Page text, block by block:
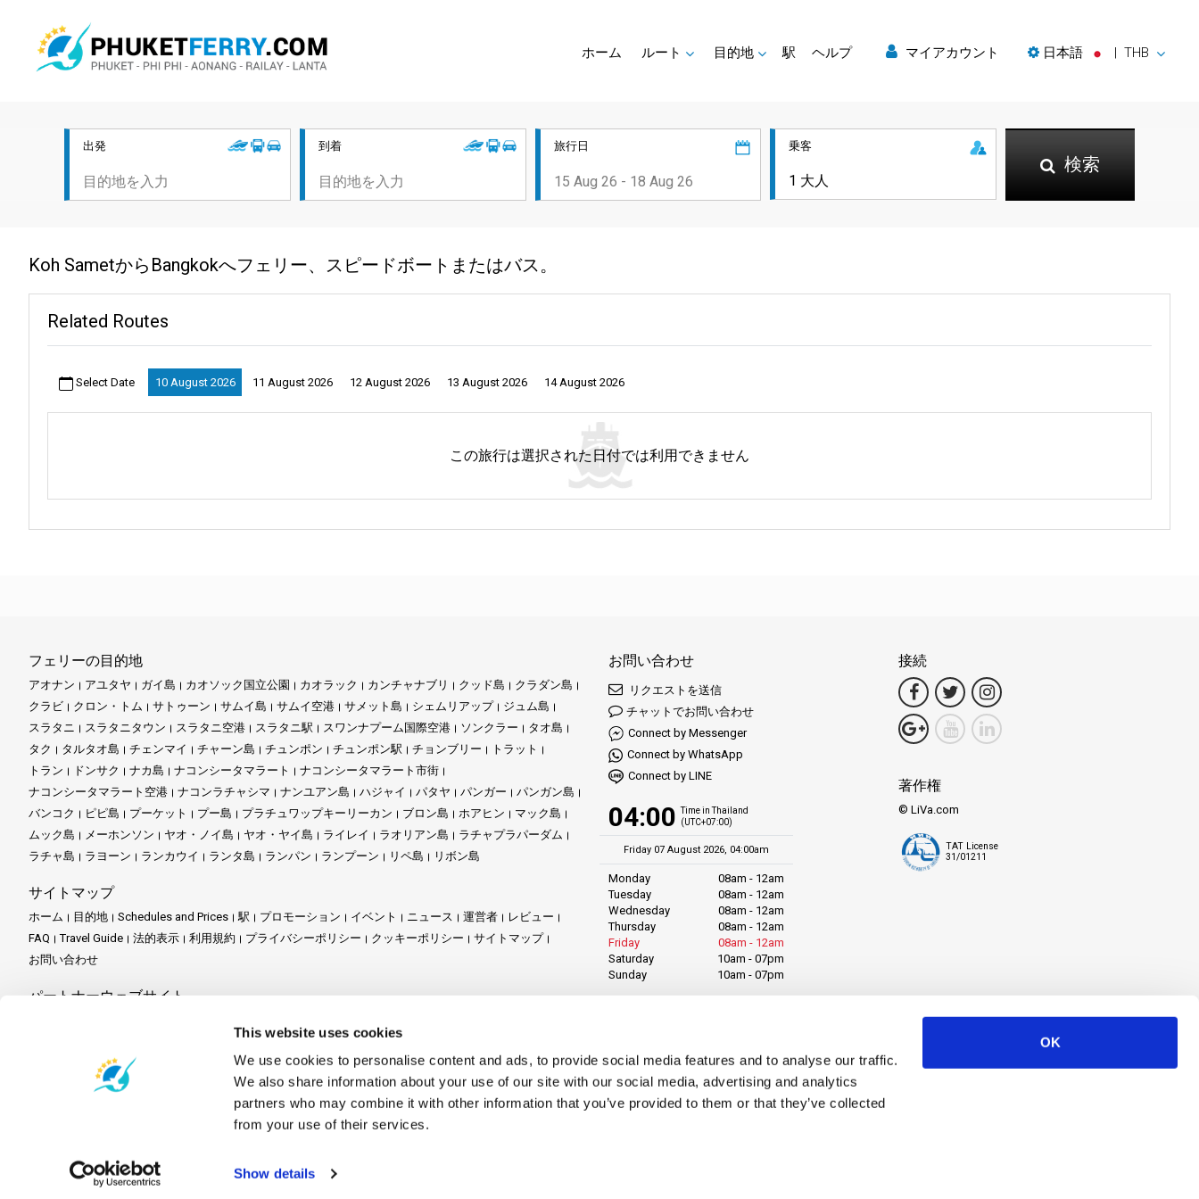
This website uses cookies
We use cookies to personalise content and ads, to provide social media features and to analyse our traffic.
We also share information about your use of our site with our social media, advertising and analytics
partners who may combine it with other information that you’ve provided to them or that they’ve collected
from your use of their services.
Show details
OK
ホーム ルート 目的地 駅 ヘルプ マイアカウント 日本語 | THB
出発 到着 旅行日 乗客
検索
Koh SametからBangkokへフェリー、スピードボートまたはバス。
Related Routes
Select Date 10 August 2026 11 August 2026 12 August 2026 13 August 2026 14 August 2026
この旅行は選択された日付では利用できません
フェリーの目的地
アオナン アユタヤ ガイ島 カオソック国立公園 カオラック カンチャナブリ クッド島
クラダン島
クラビ
クロン・トム サトゥーン サムイ島 サムイ空港 サメット島 シェムリアップ
ジュム島
スラタニ
スラタニタウン スラタニ空港 スラタニ駅 スワンナプーム国際空港 ソンクラー
タオ島
タク
タルタオ島 チェンマイ チャーン島 チュンポン チュンポン駅 チョンブリー
トラット
トラン
ドンサク ナカ島 ナコンシータマラート
ナコンシータマラート市街
ナコンシータマラート空港
ナコンラチャシマ ナンユアン島 ハジャイ パタヤ パンガー
パンガン島
バンコク
ピピ島 プーケット プー島 プラチュワップキーリーカン ブロン島 ホアヒン
マック島
ムック島
メーホンソン ヤオ・ノイ島 ヤオ・ヤイ島 ライレイ ラオリアン島
ラチャプラパーダム
ラチャ島
ラヨーン ランカウイ ランタ島 ランパン ランプーン リペ島 リボン島
サイトマップ
ホーム 目的地 Schedules and Prices 駅 プロモーション イベント ニュース 運営者
レビュー
FAQ
Travel Guide 法的表示 利用規約 プライバシーポリシー クッキーポリシー
サイトマップ
お問い合わせ
パートナーウェブサイト
パートナーサービス
パートナーセンター パートナーになる Travel Agent Program
お問い合わせ
リクエストを送信
チャットでお問い合わせ
Connect by Messenger
Connect by WhatsApp
Connect by LINE
04:00 Time in Thailand
(UTC+07:00)
Friday 07 August 2026, 04:00am
Monday
08am - 12am
Tuesday
08am - 12am
Wednesday
08am - 12am
Thursday
08am - 12am
Friday
08am - 12am
Saturday
10am - 07pm
Sunday
10am - 07pm
Muang Phuket
Thailand, 83130
接続
著作権
© LiVa.com
TAT License
31/01211